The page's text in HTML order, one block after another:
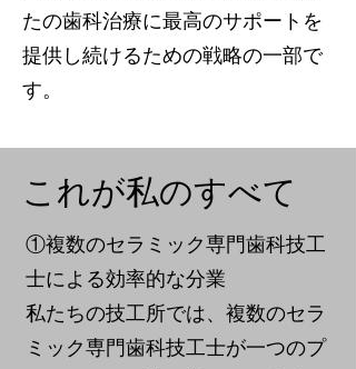
たの歯科治療に最高のサポートを
提供し続けるための戦略の一部で
す。
これが私のすべて
①複数のセラミック専門歯科技工
士による効率的な分業
私たちの技工所では、複数のセラ
ミック専門歯科技工士が一つのプ